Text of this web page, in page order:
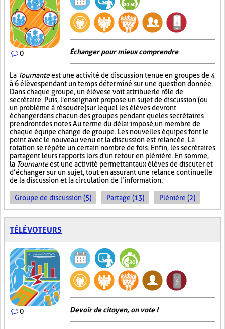
0 Échanger pour mieux comprendre
La Tournanteest une activité de discussion tenue en groupes de 4
à 6 élèves pendant un temps déterminé sur une question donnée.
Dans chaque groupe, un élève se voit attribuer le rôle de
secrétaire. Puis, l'enseignant propose un sujet de discussion (ou
un problème à résoudre) sur lequel les élèves devront
échanger dans chacun des groupes pendant que les secrétaires
prendront des notes. Au terme du délai imposé, un membre de
chaque équipe change de groupe. Les nouvelles équipes font le
point avec le nouveau venu et la discussion est relancée. La
rotation se répète un certain nombre de fois. Enfin, les secrétaires
partagent leurs rapports lors d'un retour en plénière. En somme,
la Tournanteest une activité permettant aux élèves de discuter et
d’échanger sur un sujet, tout en assurant une relance continuelle
de la discussion et la circulation de l’information.
Groupe de discussion (5) Partage (13) Plénière (2)
TÉLÉVOTEURS
0 Devoir de citoyen, on vote !